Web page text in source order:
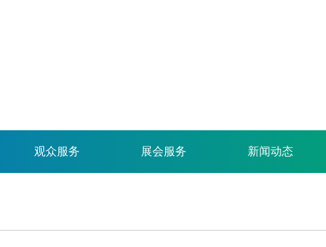
观众服务 展会服务 新闻动态